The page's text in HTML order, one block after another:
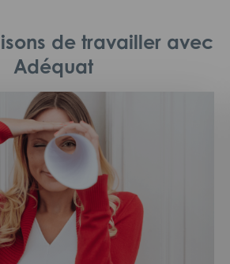
de travailler avec
Adéquat